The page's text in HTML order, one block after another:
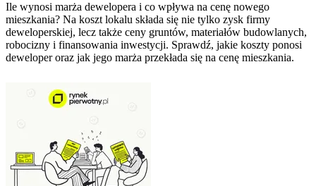
Ile wynosi marża dewelopera i co wpływa na cenę nowego
mieszkania? Na koszt lokalu składa się nie tylko zysk firmy
deweloperskiej, lecz także ceny gruntów, materiałów budowlanych,
robocizny i finansowania inwestycji. Sprawdź, jakie koszty ponosi
deweloper oraz jak jego marża przekłada się na cenę mieszkania.